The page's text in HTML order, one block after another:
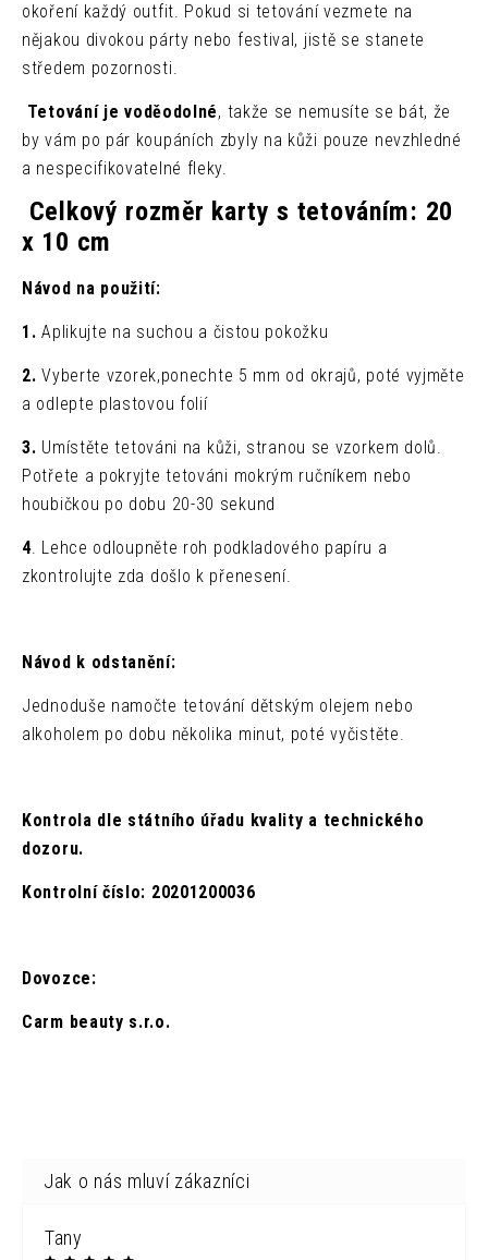
okoření každý outfit. Pokud si tetování vezmete na
nějakou divokou párty nebo festival, jistě se stanete
středem pozornosti.
Tetování je voděodolné, takže se nemusíte se bát, že
by vám po pár koupáních zbyly na kůži pouze nevzhledné
a nespecifikovatelné fleky.
Celkový rozměr karty s tetováním: 20
x 10 cm
Návod na použití:
1.Aplikujte na suchou a čistou pokožku
2. Vyberte vzorek,ponechte 5 mm od okrajů, poté vyjměte
a odlepte plastovou folií
3. Umístěte tetováni na kůži, stranou se vzorkem dolů.
Potřete a pokryjte tetováni mokrým ručníkem nebo
houbičkou po dobu 20-30 sekund
4. Lehce odloupněte roh podkladového papíru a
zkontrolujte zda došlo k přenesení.
Návod k odstanění:
Jednoduše namočte tetování dětským olejem nebo
alkoholem po dobu několika minut, poté vyčistěte.
Kontrola dle státního úřadu kvality a technického
dozoru.
Kontrolní číslo: 20201200036
Dovozce:
Carm beauty s.r.o.
Tany